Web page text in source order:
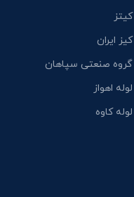
کیتز
کیز ایران
گروه صنعتی سپاهان
لوله اهواز
لوله کاوه